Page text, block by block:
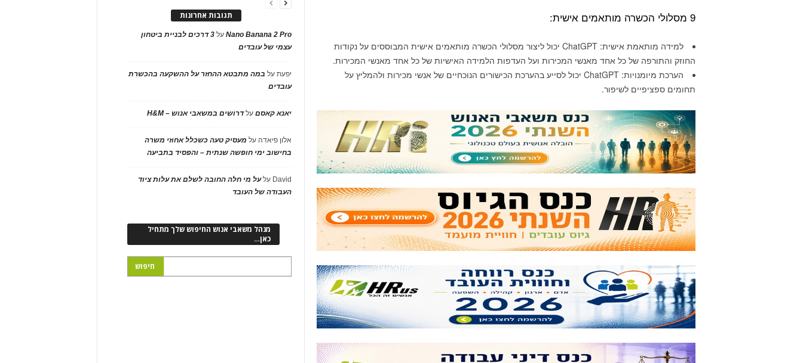
9 מסלולי הכשרה מותאמים אישית:
למידה מותאמת אישית: ChatGPT יכול ליצור מסלולי הכשרה מותאמים אישית המבוססים על נקודות
החוזק והתורפה של כל אחד מאנשי המכירות ועל העדפות הלמידה האישיות של כל אחד מאנשי המכירות.
הערכת מיומנויות: ChatGPT יכול לסייע בהערכת הכישורים הנוכחיים של אנשי מכירות ולהמליץ על
תחומים ספציפיים לשיפור.
תגובות אחרונות
Nano Banana 2 Proעל
3 דרכים לבניית ביטחון
עצמי של עובדים
יפעתעל במה מתבטא ההחזר על ההשקעה בהכשרת
עובדים
יאנא קאסםעלדרושים במשאבי אנוש – H&M
אלון פיאדה על מעסיק טעה כשכלל אחוזי משרה
בחישוב ימי חופשה שנתית – והפסיד בתביעה
David עלעל מי חלה החובה לשלם את עלות ציוד
העבודה של העובד
מנהל משאבי אנוש החיפוש שלך מתחיל
כאן…